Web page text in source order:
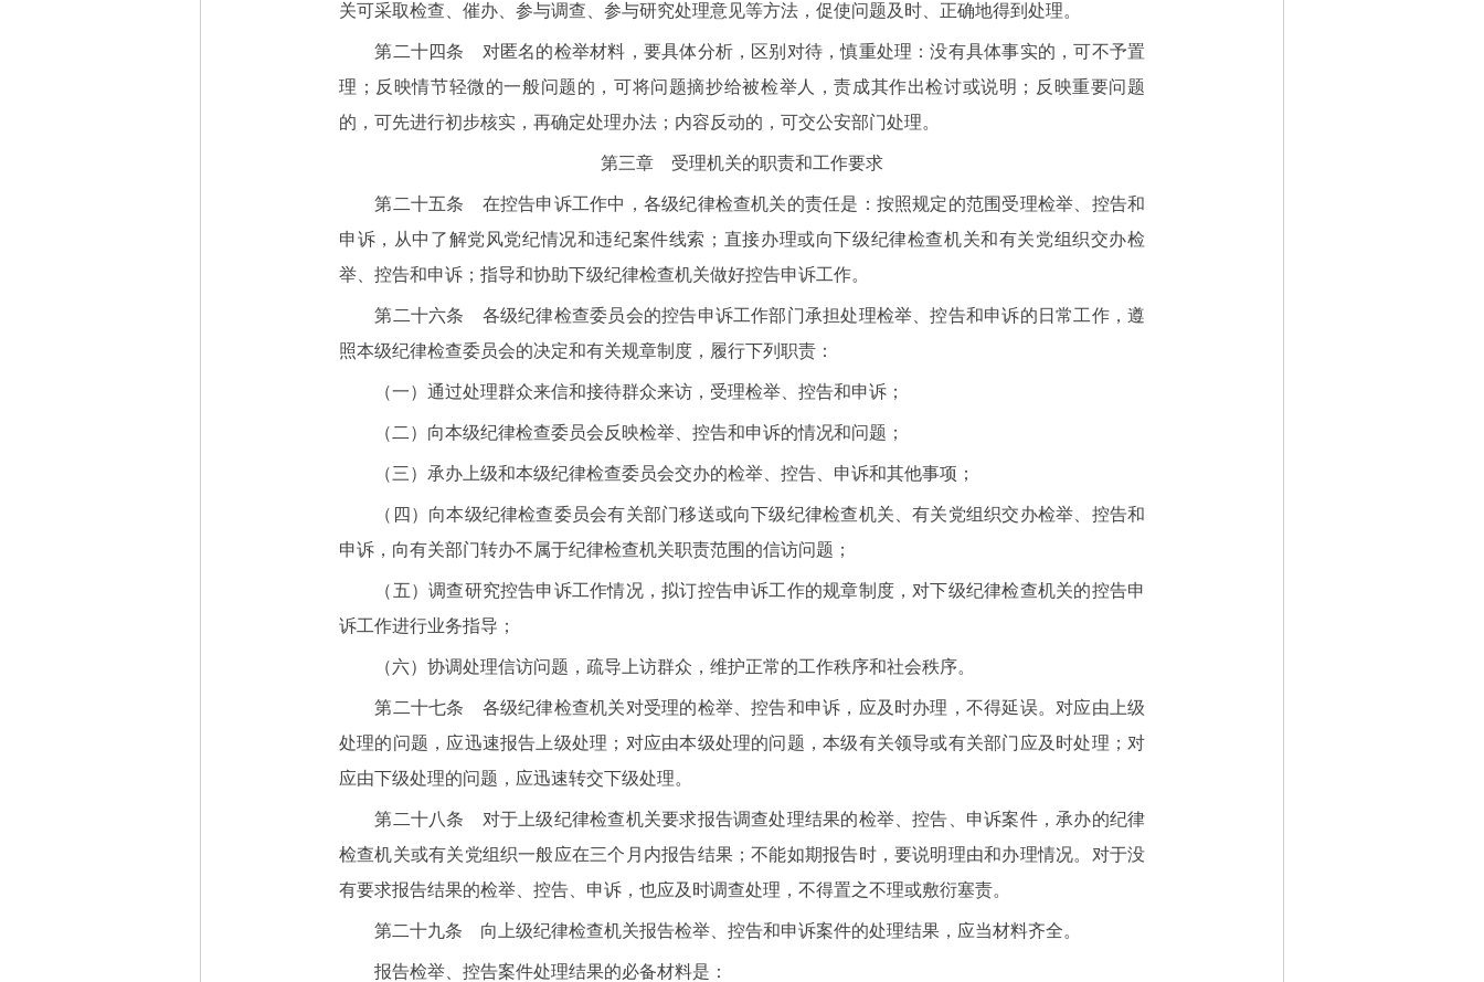
关可采取检查、催办、参与调查、参与研究处理意见等方法，促使问题及时、正确地得到处理。
第二十四条 对匿名的检举材料，要具体分析，区别对待，慎重处理：没有具体事实的，可不予置
理；反映情节轻微的一般问题的，可将问题摘抄给被检举人，责成其作出检讨或说明；反映重要问题
的，可先进行初步核实，再确定处理办法；内容反动的，可交公安部门处理。
第三章 受理机关的职责和工作要求
第二十五条 在控告申诉工作中，各级纪律检查机关的责任是：按照规定的范围受理检举、控告和
申诉，从中了解党风党纪情况和违纪案件线索；直接办理或向下级纪律检查机关和有关党组织交办检
举、控告和申诉；指导和协助下级纪律检查机关做好控告申诉工作。
第二十六条 各级纪律检查委员会的控告申诉工作部门承担处理检举、控告和申诉的日常工作，遵
照本级纪律检查委员会的决定和有关规章制度，履行下列职责：
（一）通过处理群众来信和接待群众来访，受理检举、控告和申诉；
（二）向本级纪律检查委员会反映检举、控告和申诉的情况和问题；
（三）承办上级和本级纪律检查委员会交办的检举、控告、申诉和其他事项；
（四）向本级纪律检查委员会有关部门移送或向下级纪律检查机关、有关党组织交办检举、控告和
申诉，向有关部门转办不属于纪律检查机关职责范围的信访问题；
（五）调查研究控告申诉工作情况，拟订控告申诉工作的规章制度，对下级纪律检查机关的控告申
诉工作进行业务指导；
（六）协调处理信访问题，疏导上访群众，维护正常的工作秩序和社会秩序。
第二十七条 各级纪律检查机关对受理的检举、控告和申诉，应及时办理，不得延误。对应由上级
处理的问题，应迅速报告上级处理；对应由本级处理的问题，本级有关领导或有关部门应及时处理；对
应由下级处理的问题，应迅速转交下级处理。
第二十八条 对于上级纪律检查机关要求报告调查处理结果的检举、控告、申诉案件，承办的纪律
检查机关或有关党组织一般应在三个月内报告结果；不能如期报告时，要说明理由和办理情况。对于没
有要求报告结果的检举、控告、申诉，也应及时调查处理，不得置之不理或敷衍塞责。
第二十九条 向上级纪律检查机关报告检举、控告和申诉案件的处理结果，应当材料齐全。
报告检举、控告案件处理结果的必备材料是：